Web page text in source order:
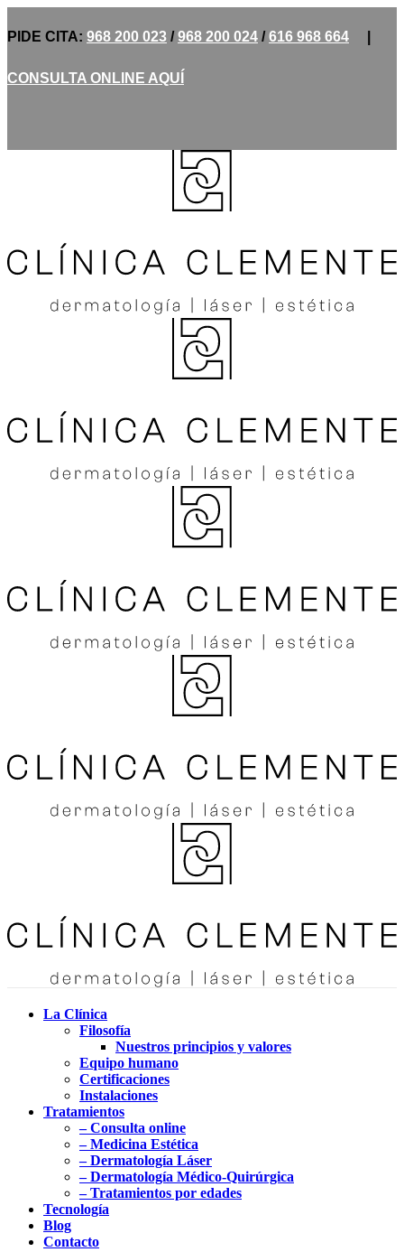
PIDE CITA: 968 200 023 /968 200 024 /616 968 664
CONSULTA ONLINE AQUÍ
La Clínica
Filosofía
Nuestros principios y valores
Equipo humano
Certificaciones
Instalaciones
Tratamientos
– Consulta online
– Medicina Estética
– Dermatología Láser
– Dermatología Médico-Quirúrgica
– Tratamientos por edades
Tecnología
Blog
Contacto